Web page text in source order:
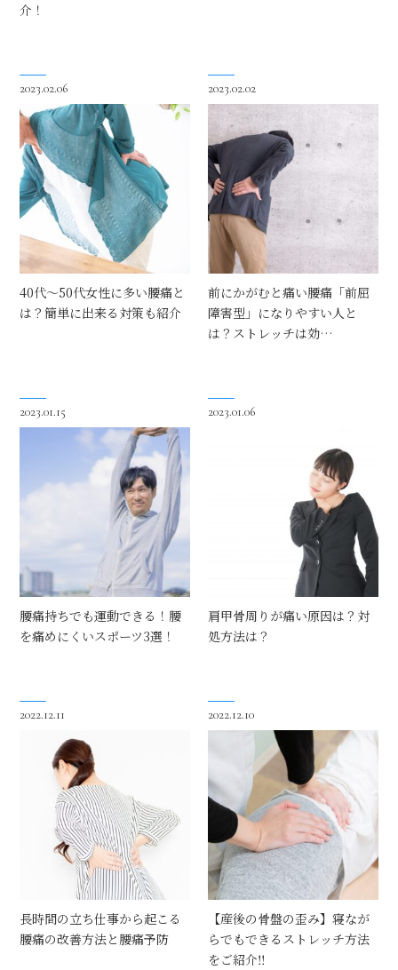
介！
2023.02.06
40代～50代女性に多い腰痛と
は？簡単に出来る対策も紹介
2023.02.02
前にかがむと痛い腰痛「前屈
障害型」になりやすい人と
は？ストレッチは効…
2023.01.15
腰痛持ちでも運動できる！腰
を痛めにくいスポーツ3選！
2023.01.06
肩甲骨周りが痛い原因は？対
処方法は？
2022.12.11
長時間の立ち仕事から起こる
腰痛の改善方法と腰痛予防
2022.12.10
【産後の骨盤の歪み】寝なが
らでもできるストレッチ方法
をご紹介‼